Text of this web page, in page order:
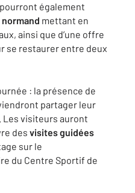
également
mettant en
ainsi que d’une offre
se restaurer entre deux
: la présence de
partager leur
Les visiteurs auront
des visites guidées
sur le
du Centre Sportif de